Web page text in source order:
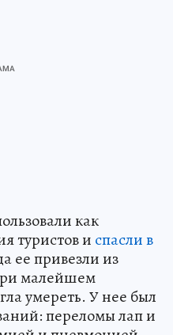
как
туристов и спасли в
ее привезли из
малейшем
умереть. У нее был
переломы лап и